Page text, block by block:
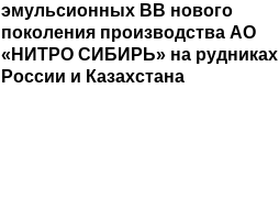
эмульсионных ВВ нового
поколения производства АО
«НИТРО СИБИРЬ» на рудниках
России и Казахстана